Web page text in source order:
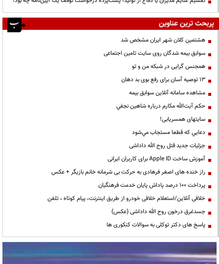
پربحث ترین عناوین
هشتمین کلان شهر ایران مشخص شد
سوابق بیمه شدگان روی سایت تامین اجتماعی
همجنس گرایی در شبکه من و تو
13 توصیه آسان برای رفع بوی بد دهان
مشاهده سامانه آنلاين سوابق بیمه
حكم آيت‌الله مكارم درباره شاهين نجفي
سایتهای همسریابی!
دعايي كه قطعا مستجاب مي‌شود
جزئیات جدید قتل روح الله داداشی
آموزش ساخت Apple ID برای کاربران ایرانی
راز خنده های اصغر فرهادی به حرکت بی شرمانه خانم بازیگر + عکس
پرداخت ۱۰۰ درصد پاداش پایان خدمت فرهنگیان
خلافی آنلاین/استعلام خلافی خودرو از طریق اینترنت، پیام کوتاه ، تلفن
جسدغرق درخون روح الله داداشی (عکس)
پاسخ های دکتر توکلی به سوالات کنکوری ها